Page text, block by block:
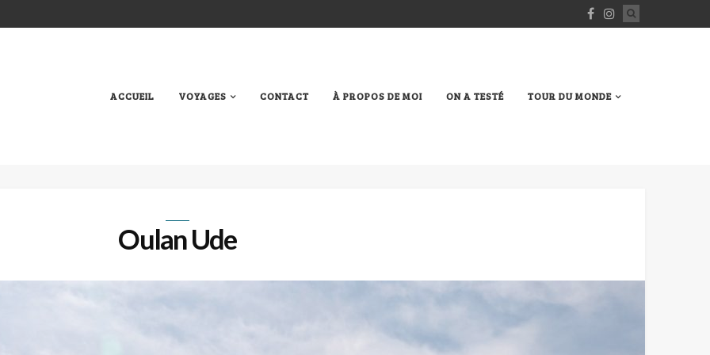
ACCUEIL VOYAGES CONTACT À PROPOS DE MOI ON A TESTÉ TOUR DU MONDE
Oulan Ude